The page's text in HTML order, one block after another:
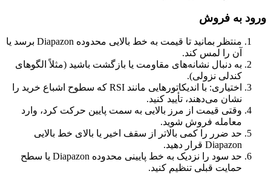
ورود به فروش
منتظر بمانید تا قیمت به خط بالایی محدوده Diapazon برسد یا
آن را لمس کند.
به دنبال نشانه‌های مقاومت یا بازگشت باشید (مثلاً الگوهای
کندلی نزولی).
اختیاری: با اندیکاتورهایی مانند RSI که سطوح اشباع خرید را
نشان می‌دهند، تأیید کنید.
وقتی قیمت از مرز بالایی به سمت پایین حرکت کرد، وارد
معامله فروش شوید.
حد ضرر را کمی بالاتر از سقف اخیر یا بالای خط بالایی
Diapazon قرار دهید.
حد سود را نزدیک به خط پایینی محدوده Diapazon یا سطح
حمایت قبلی تنظیم کنید.